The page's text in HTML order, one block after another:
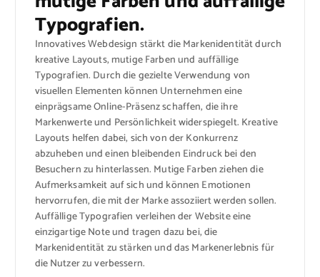
Typografien.
Innovatives Webdesign stärkt die Markenidentität durch
kreative Layouts, mutige Farben und auffällige
Typografien. Durch die gezielte Verwendung von
visuellen Elementen können Unternehmen eine
einprägsame Online-Präsenz schaffen, die ihre
Markenwerte und Persönlichkeit widerspiegelt. Kreative
Layouts helfen dabei, sich von der Konkurrenz
abzuheben und einen bleibenden Eindruck bei den
Besuchern zu hinterlassen. Mutige Farben ziehen die
Aufmerksamkeit auf sich und können Emotionen
hervorrufen, die mit der Marke assoziiert werden sollen.
Auffällige Typografien verleihen der Website eine
einzigartige Note und tragen dazu bei, die
Markenidentität zu stärken und das Markenerlebnis für
die Nutzer zu verbessern.